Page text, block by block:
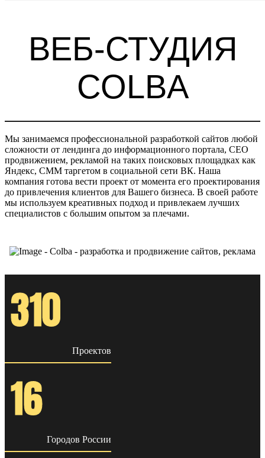
ВЕБ-СТУДИЯ
COLBA
Мы занимаемся профессиональной разработкой сайтов любой
сложности от лендинга до информационного портала, СЕО
продвижением, рекламой на таких поисковых площадках как
Яндекс, СММ таргетом в социальной сети ВК. Наша
компания готова вести проект от момента его проектирования
до привлечения клиентов для Вашего бизнеса. В своей работе
мы используем креативных подход и привлекаем лучших
специалистов с большим опытом за плечами.
310
Проектов
16
Городов России